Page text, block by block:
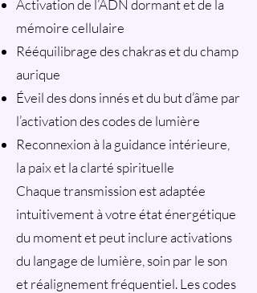
Activation de l’ADN dormant et de la
mémoire cellulaire
Rééquilibrage des chakras et du champ
aurique
Éveil des dons innés et du but d’âme par
l’activation des codes de lumière
Reconnexion à la guidance intérieure,
la paix et la clarté spirituelle
Chaque transmission est adaptée
intuitivement à votre état énergétique
du moment et peut inclure activations
du langage de lumière, soin par le son
et réalignement fréquentiel. Les codes